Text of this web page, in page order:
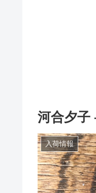
河合夕子
入荷情報